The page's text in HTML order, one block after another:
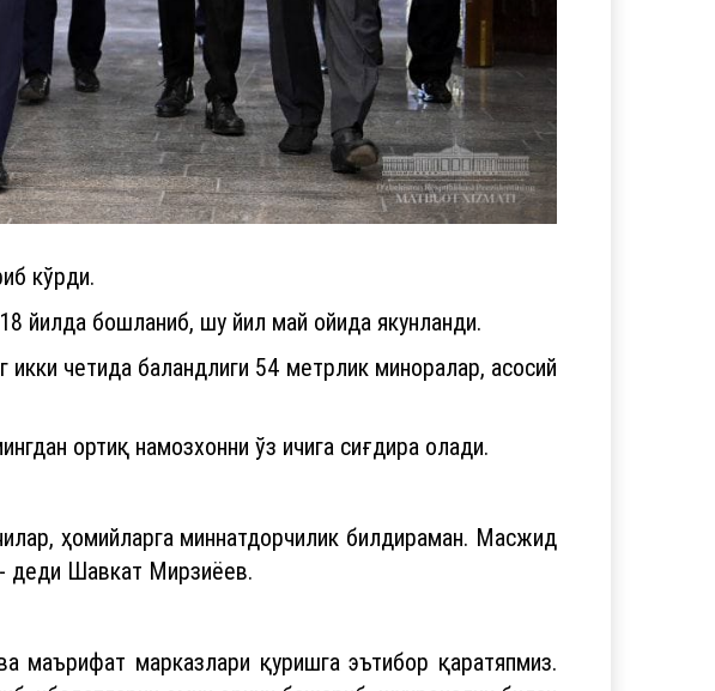
кўрди.
йилда бошланиб, шу йил май ойида якунланди.
четида баландлиги 54 метрлик миноралар, асосий
ортиқ намозхонни ўз ичига сиғдира олади.
ҳомийларга миннатдорчилик билдираман. Масжид
- деди Шавкат Мирзиёев.
марказлари қуришга эътибор қаратяпмиз.